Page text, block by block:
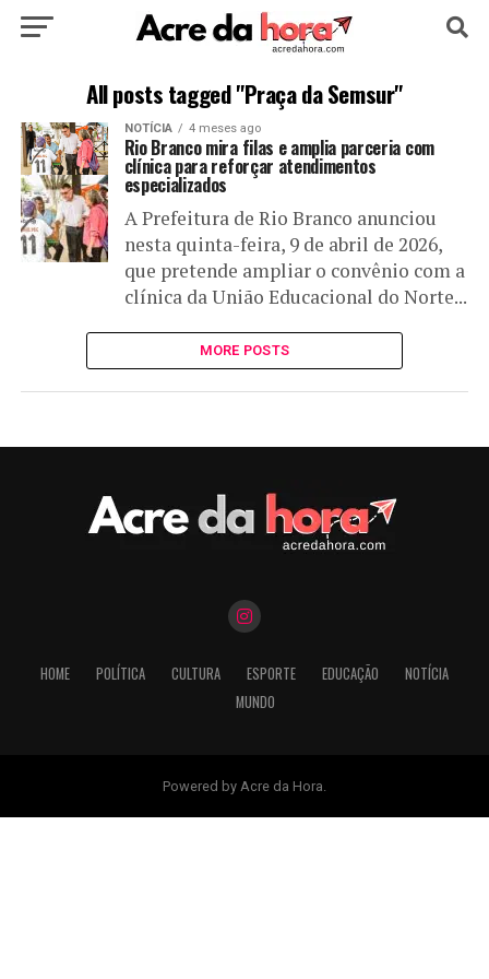
HOME POLÍTICA CULTURA ESPORTE
EDUCAÇÃO NOTÍCIA MUNDO
All posts tagged "Praça da Semsur"
NOTÍCIA 4 meses ago
Rio Branco mira filas e amplia parceria com
clínica para reforçar atendimentos
especializados
A Prefeitura de Rio Branco anunciou
nesta quinta-feira, 9 de abril de 2026,
que pretende ampliar o convênio com a
clínica da União Educacional do Norte...
MORE POSTS
HOME POLÍTICA CULTURA ESPORTE EDUCAÇÃO
NOTÍCIA
MUNDO
Powered by Acre da Hora.